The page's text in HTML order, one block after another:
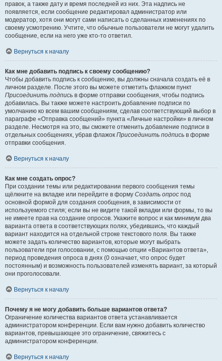
правок, а также дату и время последней из них. Эта надпись не
появляется, если сообщение редактировал администратор или
модератор, хотя они могут сами написать о сделанных изменениях по
своему усмотрению. Учтите, что обычные пользователи не могут удалить
сообщение, если на него уже кто-то ответил.
Вернуться к началу
Как мне добавить подпись к своему сообщению?
Чтобы добавить подпись к сообщению, вы должны сначала создать её в
личном разделе. После этого вы можете отметить флажком пункт
Присоединить подпись в форме отправки сообщения, чтобы подпись
добавилась. Вы также можете настроить добавление подписи по
умолчанию ко всем вашим сообщениям, сделав соответствующий выбор в
параграфе «Отправка сообщений» пункта «Личные настройки» в личном
разделе. Несмотря на это, вы сможете отменить добавление подписи в
отдельных сообщениях, убрав флажок Присоединить подпись в форме
отправки сообщения.
Вернуться к началу
Как мне создать опрос?
При создании темы или редактировании первого сообщения темы
щёлкните на вкладке или перейдите в форму Создать опрос под
основной формой для создания сообщения, в зависимости от
используемого стиля; если вы не видите такой вкладки или формы, то вы
не имеете прав на создание опросов. Укажите вопрос и как минимум два
варианта ответа в соответствующих полях, убедившись, что каждый
вариант находится на отдельной строке текстового поля. Вы также
можете задать количество вариантов, которые могут выбрать
пользователи при голосовании, с помощью опции «Вариантов ответа»,
период проведения опроса в днях (0 означает, что опрос будет
постоянным) и возможность пользователей изменять вариант, за который
они проголосовали.
Вернуться к началу
Почему я не могу добавить больше вариантов ответа?
Ограничение количества вариантов ответа устанавливается
администратором конференции. Если вам нужно добавить количество
вариантов, превышающее это ограничение, свяжитесь с
администратором конференции.
Вернуться к началу